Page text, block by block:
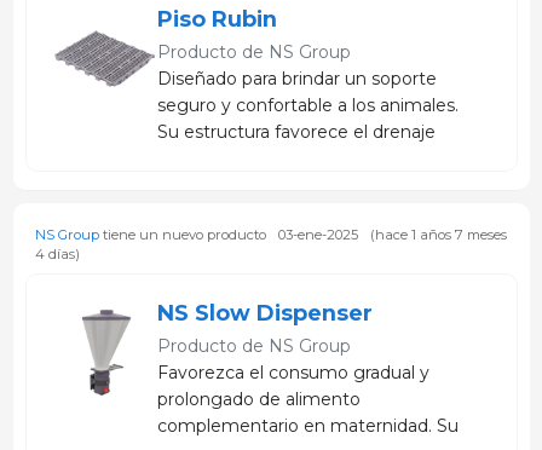
Piso Rubin
Producto de NS Group
Diseñado para brindar un soporte
seguro y confortable a los animales.
Su estructura favorece el drenaje
granja.
NS Grouptiene un nuevo producto 03-ene-2025
(hace 1 años 7 meses
4 días)
NS Slow Dispenser
Producto de NS Group
Favorezca el consumo gradual y
prolongado de alimento
complementario en maternidad. Su